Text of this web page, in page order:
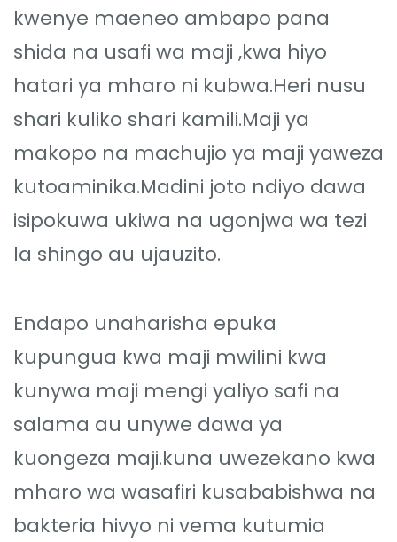
kwenye maeneo ambapo pana
shida na usafi wa maji ,kwa hiyo
hatari ya mharo ni kubwa.Heri nusu
shari kuliko shari kamili.Maji ya
makopo na machujio ya maji yaweza
kutoaminika.Madini joto ndiyo dawa
isipokuwa ukiwa na ugonjwa wa tezi
la shingo au ujauzito.
Endapo unaharisha epuka
kupungua kwa maji mwilini kwa
kunywa maji mengi yaliyo safi na
salama au unywe dawa ya
kuongeza maji.kuna uwezekano kwa
mharo wa wasafiri kusababishwa na
bakteria hivyo ni vema kutumia